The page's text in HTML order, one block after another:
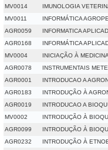
MV0014
IMUNOLOGIA
MV0011
INFORMÁTICA
AGR0059
INFORMATICA
AGR0168
INFORMÁTICA
MV0004
INICIAÇÃO À
AGR0078
INSTRUMENTAIS
AGR0001
INTRODUCAO A
AGR0183
INTRODUÇÃO À
AGR0019
INTRODUCAO A
MV0002
INTRODUÇÃO À
AGR0099
INTRODUÇÃO À
AGR0232
INTRODUÇÃO À